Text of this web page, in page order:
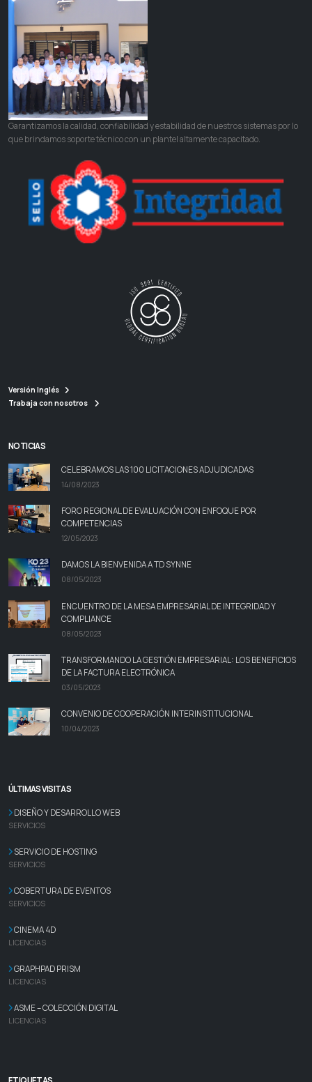
Garantizamos la calidad, confiabilidad y estabilidad de nuestros sistemas por lo
que brindamos soporte técnico con un plantel altamente capacitado.
Versión Inglés
Trabaja con nosotros
NOTICIAS
CELEBRAMOS LAS 100 LICITACIONES ADJUDICADAS
14/08/2023
FORO REGIONAL DE EVALUACIÓN CON ENFOQUE POR
COMPETENCIAS
12/05/2023
DAMOS LA BIENVENIDA A TD SYNNE
08/05/2023
ENCUENTRO DE LA MESA EMPRESARIAL DE INTEGRIDAD Y
COMPLIANCE
08/05/2023
TRANSFORMANDO LA GESTIÓN EMPRESARIAL: LOS BENEFICIOS
DE LA FACTURA ELECTRÓNICA
03/05/2023
CONVENIO DE COOPERACIÓN INTERINSTITUCIONAL
10/04/2023
ÚLTIMAS VISITAS
DISEÑO Y DESARROLLO WEB
SERVICIOS
SERVICIO DE HOSTING
SERVICIOS
COBERTURA DE EVENTOS
SERVICIOS
CINEMA 4D
LICENCIAS
GRAPHPAD PRISM
LICENCIAS
ASME – COLECCIÓN DIGITAL
LICENCIAS